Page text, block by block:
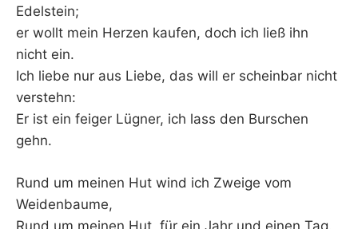
Edelstein;
er wollt mein Herzen kaufen, doch ich ließ ihn
nicht ein.
Ich liebe nur aus Liebe, das will er scheinbar nicht
verstehn:
Er ist ein feiger Lügner, ich lass den Burschen
gehn.
Rund um meinen Hut wind ich Zweige vom
Weidenbaume,
Rund um meinen Hut, für ein Jahr und einen Tag.